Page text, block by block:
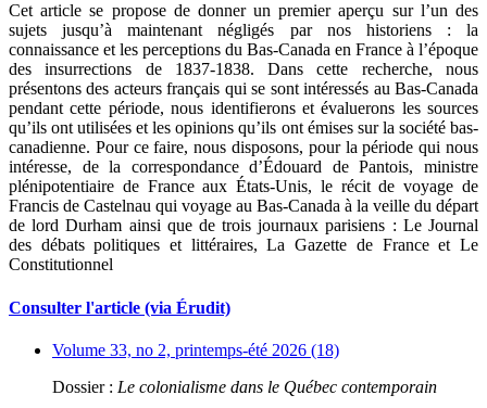
Cet article se propose de donner un premier aperçu sur l’un des
sujets jusqu’à maintenant négligés par nos historiens : la
connaissance et les perceptions du Bas-Canada en France à l’époque
des insurrections de 1837-1838. Dans cette recherche, nous
présentons des acteurs français qui se sont intéressés au Bas-Canada
pendant cette période, nous identifierons et évaluerons les sources
qu’ils ont utilisées et les opinions qu’ils ont émises sur la société bas-
canadienne. Pour ce faire, nous disposons, pour la période qui nous
intéresse, de la correspondance d’Édouard de Pantois, ministre
plénipotentiaire de France aux États-Unis, le récit de voyage de
Francis de Castelnau qui voyage au Bas-Canada à la veille du départ
de lord Durham ainsi que de trois journaux parisiens : Le Journal
des débats politiques et littéraires, La Gazette de France et Le
Constitutionnel
Consulter l'article (via Érudit)
Volume 33, no 2, printemps-été 2026 (18)
Dossier : Le colonialisme dans le Québec contemporain